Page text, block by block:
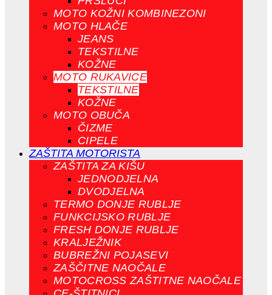
MOTO KOŽNI KOMBINEZONI
MOTO HLAČE
JEANS
TEKSTILNE
KOŽNE
MOTO RUKAVICE
TEKSTILNE
KOŽNE
MOTO OBUČA
ČIZME
CIPELE
ZAŠTITA MOTORISTA
ZAŠTITA ZA KIŠU
JEDNODJELNA
DVODJELNA
TERMO DONJE RUBLJE
FUNKCIJSKO RUBLJE
FRESH DONJE RUBLJE
KRALJEŽNIK
BUBREŽNI POJASEVI
ZAŠČITNE NAOČALE
MOTOCROSS ZAŠTITNE NAOČALE